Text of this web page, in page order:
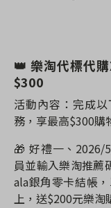
👑 樂淘代標代
$300
活動內容：完成
務，享最高$300購
🎁 好禮一、2026/
員並輸入樂淘推
ala銀角零卡結帳
上，送$200元樂淘